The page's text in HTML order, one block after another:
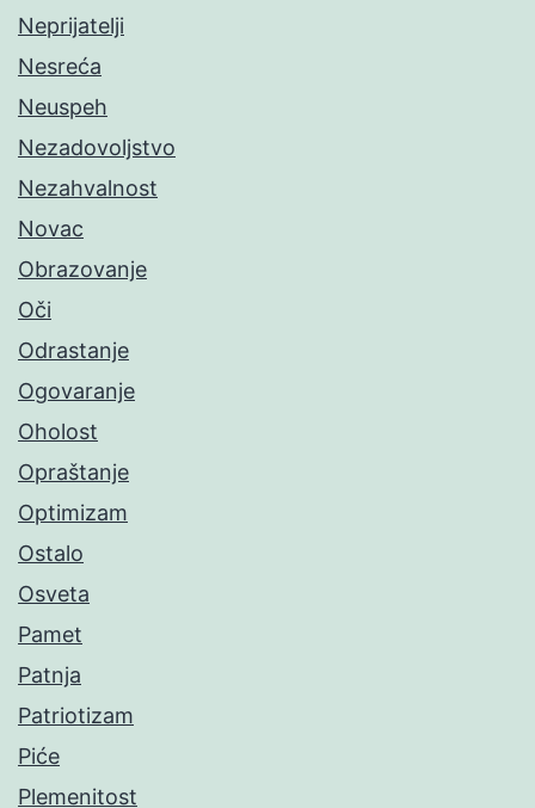
Neprijatelji
Nesreća
Neuspeh
Nezadovoljstvo
Nezahvalnost
Novac
Obrazovanje
Oči
Odrastanje
Ogovaranje
Oholost
Opraštanje
Optimizam
Ostalo
Osveta
Pamet
Patnja
Patriotizam
Piće
Plemenitost